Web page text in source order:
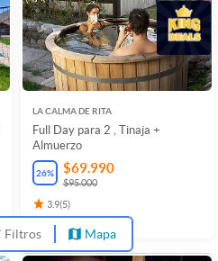
LA CALMA DE RITA
Full Day para 2 , Tinaja +
Almuerzo
26% $69.990
$95.000
3.9(5)
45Vendidos
Filtros Mapa